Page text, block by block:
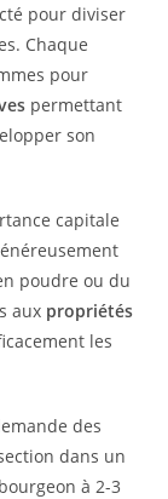
pour diviser
Chaque
pour
permettant
son
capitale
poudre ou du
aux propriétés
les
des
dans un
à 2-3